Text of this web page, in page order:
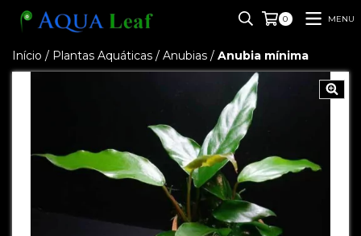
0 MENU
Início / Plantas Aquáticas / Anubias / Anubia mínima